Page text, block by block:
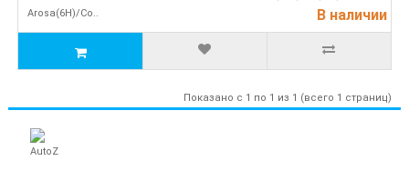
Arosa(6H)/Co..
В наличии
Показано с 1 по 1 из 1 (всего 1 страниц)